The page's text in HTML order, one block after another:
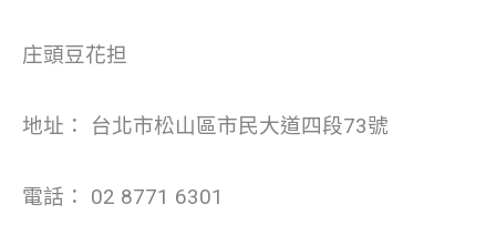
庄頭豆花担
地址： 台北市松山區市民大道四段73號
電話： 02 8771 6301